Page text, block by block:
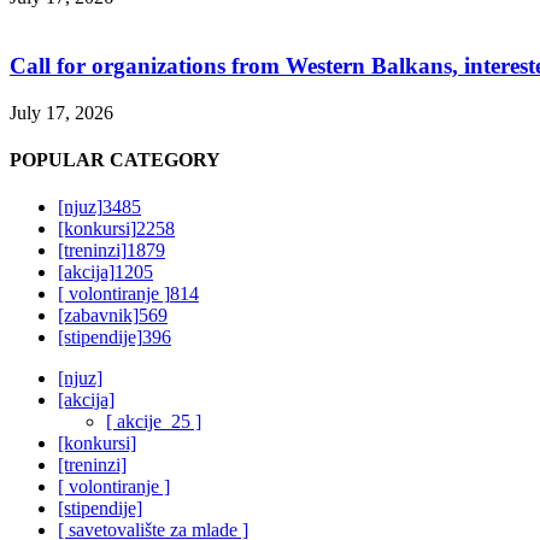
Call for organizations from Western Balkans,
July 17, 2026
POPULAR CATEGORY
[njuz]3485
[konkursi]2258
[treninzi]1879
[akcija]1205
[ volontiranje ]814
[zabavnik]569
[stipendije]396
[njuz]
[akcija]
[ akcije_25 ]
[konkursi]
[treninzi]
[ volontiranje ]
[stipendije]
[ savetovalište za mlade ]